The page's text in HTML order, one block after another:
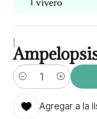
Cantidad
Agregar a la